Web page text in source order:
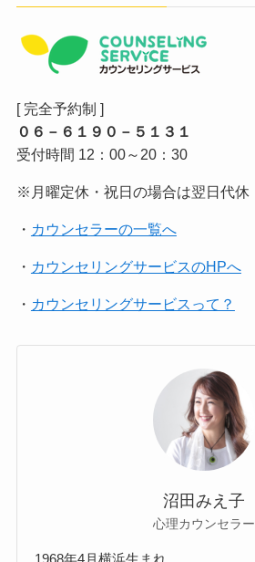
[ 完全予約制 ]
０６－６１９０－５１３１
受付時間 12：00～20：30
※月曜定休・祝日の場合は翌日代休
・ カウンセラーの一覧へ
・ カウンセリングサービスのHPへ
・ カウンセリングサービスって？
沼田みえ子
心理カウンセラー
1968年4月横浜生まれ。